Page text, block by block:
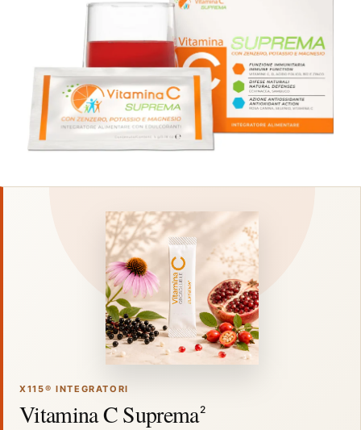
X115® INTEGRATORI
Vitamina C Suprema2